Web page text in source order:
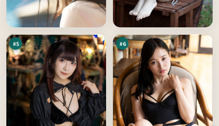
#5
雨
巷
凶
89
万
#6
灰
码万